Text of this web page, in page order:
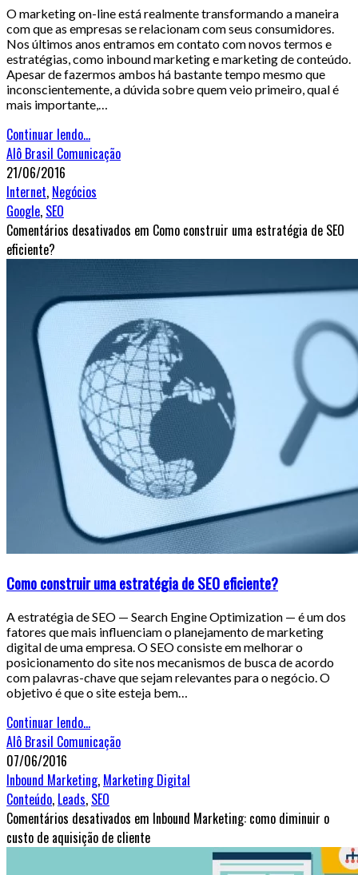
O marketing on-line está realmente transformando a maneira
com que as empresas se relacionam com seus consumidores.
Nos últimos anos entramos em contato com novos termos e
estratégias, como inbound marketing e marketing de conteúdo.
Apesar de fazermos ambos há bastante tempo mesmo que
inconscientemente, a dúvida sobre quem veio primeiro, qual é
mais importante,…
Continuar lendo...
Alô Brasil Comunicação
21/06/2016
Internet, Negócios
Google, SEO
Comentários desativados em Como construir uma estratégia de SEO
eficiente?
Como construir uma estratégia de SEO eficiente?
A estratégia de SEO — Search Engine Optimization — é um dos
fatores que mais influenciam o planejamento de marketing
digital de uma empresa. O SEO consiste em melhorar o
posicionamento do site nos mecanismos de busca de acordo
com palavras-chave que sejam relevantes para o negócio. O
objetivo é que o site esteja bem…
Continuar lendo...
Alô Brasil Comunicação
07/06/2016
Inbound Marketing, Marketing Digital
Conteúdo, Leads, SEO
Comentários desativados em Inbound Marketing: como diminuir o
custo de aquisição de cliente